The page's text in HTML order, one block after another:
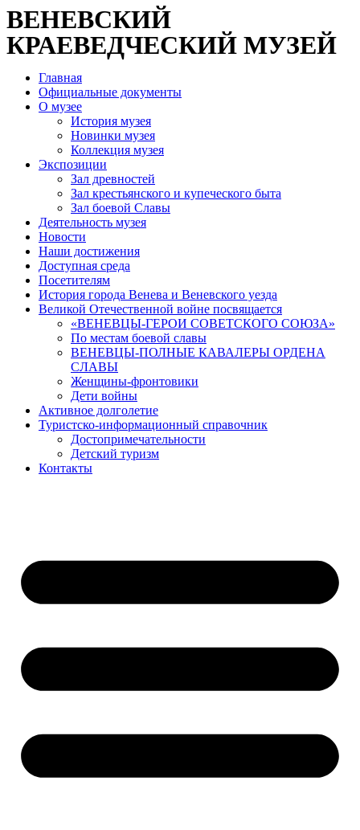
ВЕНЕВСКИЙ
КРАЕВЕДЧЕСКИЙ МУЗЕЙ
Главная
Официальные документы
О музее
История музея
Новинки музея
Коллекция музея
Экспозиции
Зал древностей
Зал крестьянского и купеческого быта
Зал боевой Славы
Деятельность музея
Новости
Наши достижения
Доступная среда
Посетителям
История города Венева и Веневского уезда
Великой Отечественной войне посвящается
«ВЕНЕВЦЫ-ГЕРОИ СОВЕТСКОГО СОЮЗА»
По местам боевой славы
ВЕНЕВЦЫ-ПОЛНЫЕ КАВАЛЕРЫ ОРДЕНА
СЛАВЫ
Женщины-фронтовики
Дети войны
Активное долголетие
Туристско-информационный справочник
Достопримечательности
Детский туризм
Контакты